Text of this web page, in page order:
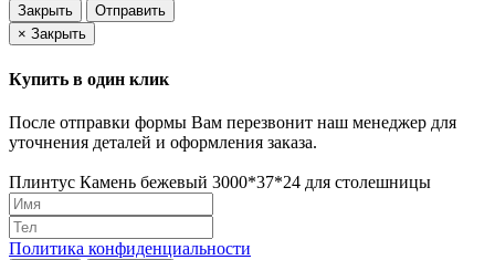
Закрыть
Отправить
× Закрыть
Купить в один клик
После отправки формы Вам перезвонит наш менеджер для
уточнения деталей и оформления заказа.
Плинтус Камень бежевый 3000*37*24 для столешницы
Политика конфиденциальности